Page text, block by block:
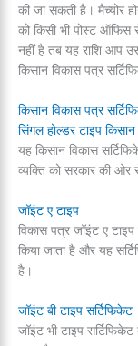
की जा सकती है। मैच्योर
को किसी भी पोस्ट
नहीं है तब यह राशि आप
किसान विकास पत्र
किसान विकास पत्र
सिंगल होल्डर टाइप
यह किसान विकास
व्यक्ति को सरकार की ओर
जॉइंट ए टाइप
विकास पत्र जॉइंट ए टाइप
किया जाता है और यह
है।
जॉइंट बी टाइप सर्टिफिकेट
जॉइंट भी टाइप